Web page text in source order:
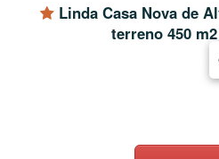
Linda Casa Nova de
terreno 450